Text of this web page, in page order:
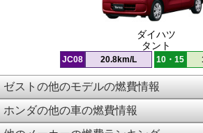
ダイハツ
タント
JC08 20.8km/L 10・15
ゼストの他のモデルの燃費情報
ホンダの他の車の燃費情報